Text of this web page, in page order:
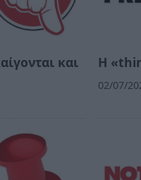
και
Η
02/07/